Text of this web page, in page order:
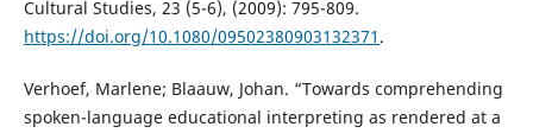
Cultural Studies, 23 (5-6), (2009): 795-809.
https://doi.org/10.1080/09502380903132371 .
Verhoef, Marlene; Blaauw, Johan. “Towards comprehending
spoken-language educational interpreting as rendered at a